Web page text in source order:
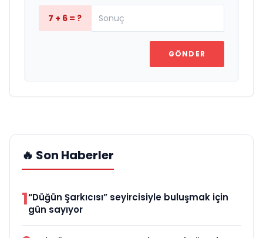
7 + 6 = ?
GÖNDER
🔥 Son Haberler
1“Düğün Şarkıcısı” seyircisiyle buluşmak için
gün sayıyor